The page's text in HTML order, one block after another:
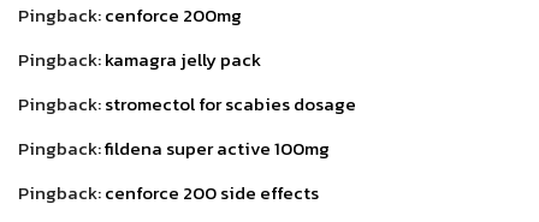
Pingback:cenforce 200mg
Pingback:kamagra jelly pack
Pingback:stromectol for scabies dosage
Pingback:fildena super active 100mg
Pingback:cenforce 200 side effects